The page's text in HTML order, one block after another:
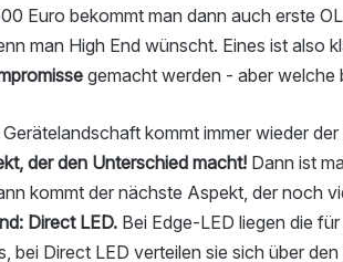
Euro bekommt man dann auch erste
man High End wünscht. Eines ist also
gemacht werden - aber welche
kommt immer wieder
der den Unterschied macht! Dann ist
kommt der nächste Aspekt, der noch
Direct LED. Bei Edge-LED liegen die
bei Direct LED verteilen sie sich über